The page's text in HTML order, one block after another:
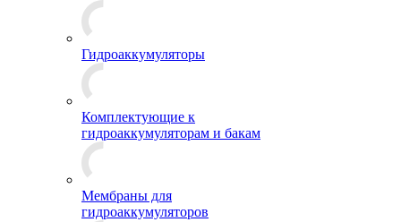
Гидроаккумуляторы
Комплектующие к
гидроаккумуляторам и бакам
Мембраны для
гидроаккумуляторов